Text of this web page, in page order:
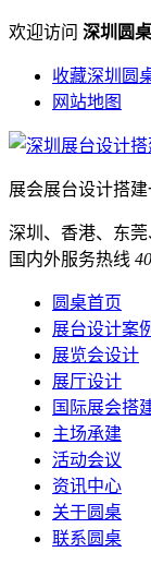
欢迎访问 深圳圆
收藏深圳圆
网站地图
展会展台设计搭
深圳、香港、东
国内外服务热线
圆桌首页
展台设计案例
展览会设计
展厅设计
国际展会搭
主场承建
活动会议
资讯中心
关于圆桌
联系圆桌